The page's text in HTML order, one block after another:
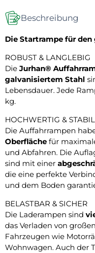
Beschreibung
Die Startrampe für
ROBUST & LANGLEBIG
Die Jurhan®
galvanisiertem Stahl
Lebensdauer. Jede
kg.
HOCHWERTIG & STABIL
Die Auffahrrampen
Oberfläche für
und Abfahren. Die
sind mit einer
die eine perfekte
und dem Boden
BELASTBAR & SICHER
Die Laderampen sind
das Verladen von
Fahrzeugen wie
Wohnwagen. Auch der